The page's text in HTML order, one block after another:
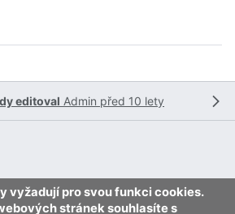
editoval Admin před 10 lety
vyžadují pro svou funkci cookies.
stránek souhlasíte s